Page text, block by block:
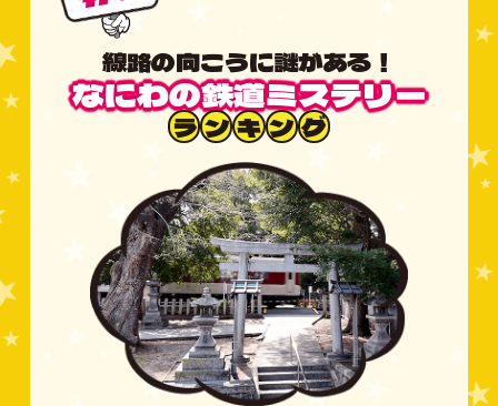
線路の向こうに謎がある！
なにわの鉄道ミステリー
ラ ン キ ン グ